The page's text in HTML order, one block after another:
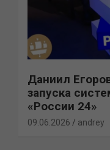
Даниил
запуска
«России 24»
09.06.2026 andrey